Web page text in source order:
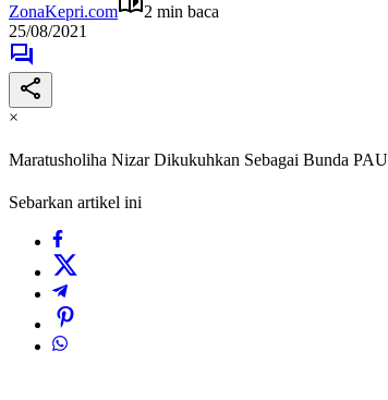
ZonaKepri.com
2 min baca
25/08/2021
×
Maratusholiha Nizar Dikukuhkan Sebagai Bunda
Sebarkan artikel ini